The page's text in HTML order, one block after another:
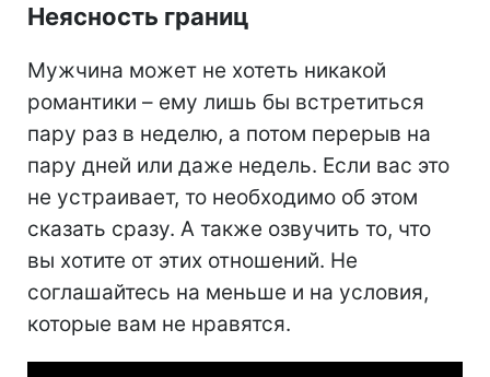
Неясность границ
Мужчина может не хотеть никакой
романтики – ему лишь бы встретиться
пару раз в неделю, а потом перерыв на
пару дней или даже недель. Если вас это
не устраивает, то необходимо об этом
сказать сразу. А также озвучить то, что
вы хотите от этих отношений. Не
соглашайтесь на меньше и на условия,
которые вам не нравятся.